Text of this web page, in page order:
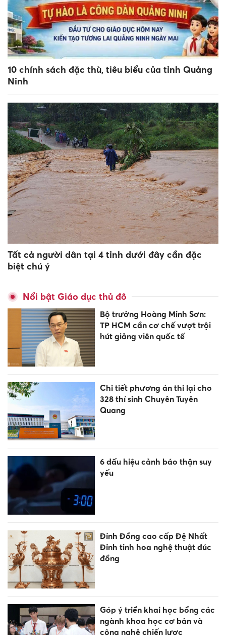
10 chính sách đặc thù, tiêu biểu của tỉnh Quảng
Ninh
Tất cả người dân tại 4 tỉnh dưới đây cần đặc
biệt chú ý
Nổi bật Giáo dục thủ đô
Bộ trưởng Hoàng Minh Sơn:
TP HCM cần cơ chế vượt trội
hút giảng viên quốc tế
Chi tiết phương án thi lại cho
328 thí sinh Chuyên Tuyên
Quang
6 dấu hiệu cảnh báo thận suy
yếu
Đỉnh Đồng cao cấp Đệ Nhất
Đỉnh tinh hoa nghệ thuật đúc
đồng
Góp ý triển khai học bổng các
ngành khoa học cơ bản và
công nghệ chiến lược